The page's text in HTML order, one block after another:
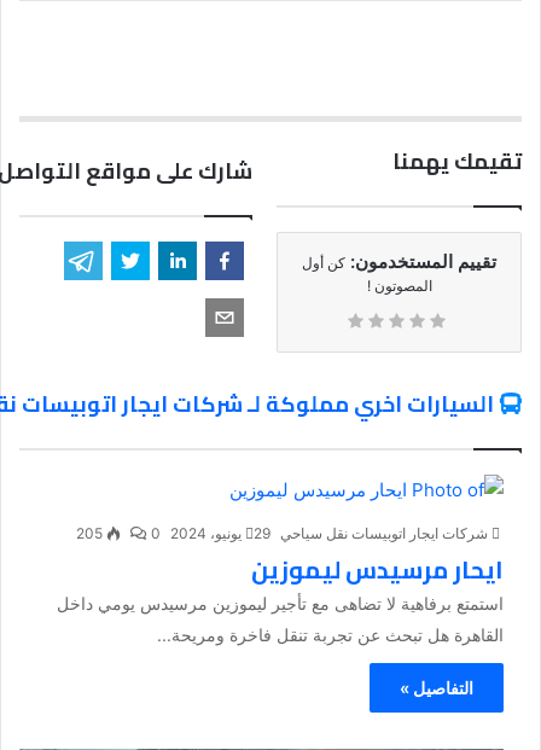
تقيمك يهمنا
تقييم المستخدمون: كن أول
المصوتون !
شارك على مواقع
السيارات اخري مملوكة لـ شركات ايجار اتوبيسات
شركات ايجار اتوبيسات نقل سياحي 29 يونيو، 2024 0
205
ايحار مرسيدس ليموزين
استمتع برفاهية لا تضاهى مع تأجير ليموزين مرسيدس يومي داخل
القاهرة هل تبحث عن تجربة تنقل فاخرة ومريحة...
التفاصيل »